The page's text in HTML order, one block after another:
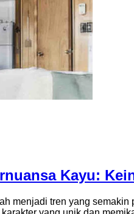
Kayu:
menjadi tren yang